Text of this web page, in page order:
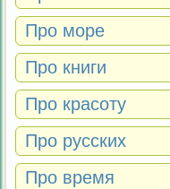
Про море
Про книги
Про красоту
Про русских
Про время